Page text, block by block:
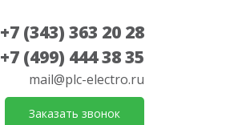
+7 (343) 363 20 28
+7 (499) 444 38 35
mail@plc-electro.ru
Заказать звонок